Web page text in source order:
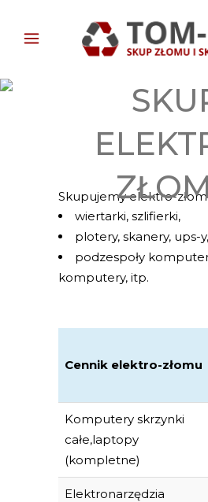
Skupujemy elektro-
wiertarki, szlifierki,
plotery, skanery, ups-y,
podzespoły
komputery, itp.
Cennik elektro-złomu
Komputery skrzynki
całe,laptopy
(kompletne)
Elektronarzędzia